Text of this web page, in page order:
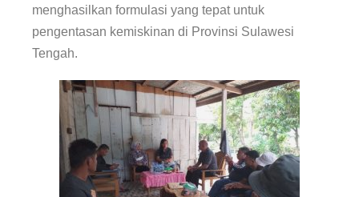
menghasilkan formulasi yang tepat untuk
pengentasan kemiskinan di Provinsi Sulawesi
Tengah.